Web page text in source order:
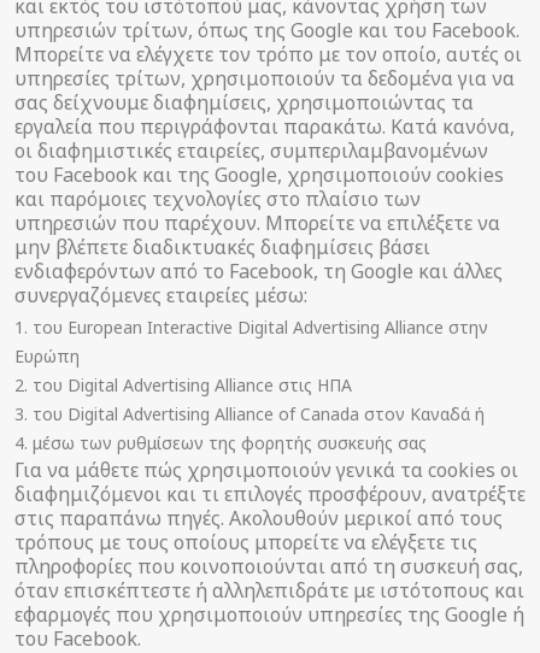
και εκτός του ιστότοπού μας, κάνοντας χρήση των
υπηρεσιών τρίτων, όπως της Google και του Facebook.
Μπορείτε να ελέγχετε τον τρόπο με τον οποίο, αυτές οι
υπηρεσίες τρίτων, χρησιμοποιούν τα δεδομένα για να
σας δείχνουμε διαφημίσεις, χρησιμοποιώντας τα
εργαλεία που περιγράφονται παρακάτω. Κατά κανόνα,
οι διαφημιστικές εταιρείες, συμπεριλαμβανομένων
του Facebook και της Google, χρησιμοποιούν cookies
και παρόμοιες τεχνολογίες στο πλαίσιο των
υπηρεσιών που παρέχουν. Μπορείτε να επιλέξετε να
μην βλέπετε διαδικτυακές διαφημίσεις βάσει
ενδιαφερόντων από το Facebook, τη Google και άλλες
συνεργαζόμενες εταιρείες μέσω:
του European Interactive Digital Advertising Alliance στην
Ευρώπη
του Digital Advertising Alliance στις ΗΠΑ
του Digital Advertising Alliance of Canada στον Καναδά ή
μέσω των ρυθμίσεων της φορητής συσκευής σας
Για να μάθετε πώς χρησιμοποιούν γενικά τα cookies οι
διαφημιζόμενοι και τι επιλογές προσφέρουν, ανατρέξτε
στις παραπάνω πηγές. Ακολουθούν μερικοί από τους
τρόπους με τους οποίους μπορείτε να ελέγξετε τις
πληροφορίες που κοινοποιούνται από τη συσκευή σας,
όταν επισκέπτεστε ή αλληλεπιδράτε με ιστότοπους και
εφαρμογές που χρησιμοποιούν υπηρεσίες της Google ή
του Facebook.